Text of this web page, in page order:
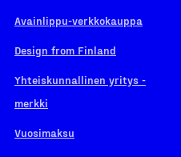
Avainlippu-verkkokauppa
Design from Finland
Yhteiskunnallinen yritys -
merkki
Vuosimaksu